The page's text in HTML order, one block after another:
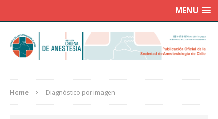
MENU
Home Diagnóstico por imagen